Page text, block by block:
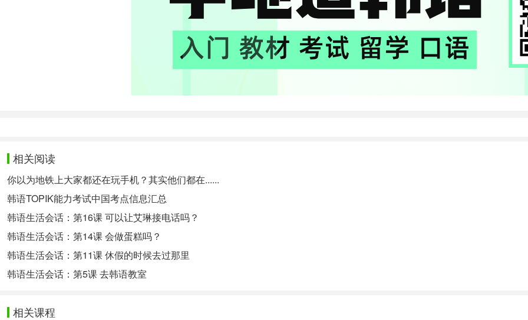
相关阅读
你以为地铁上大家都还在玩手机？其实他们都在......
韩语TOPIK能力考试中国考点信息汇总
韩语生活会话：第16课 可以让艾琳接电话吗？
韩语生活会话：第14课 会做蛋糕吗？
韩语生活会话：第11课 休假的时候去过那里
韩语生活会话：第5课 去韩语教室
相关课程